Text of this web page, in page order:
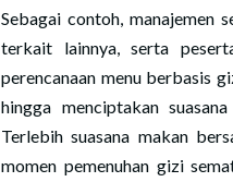
Sebagai contoh, manajemen
terkait lainnya, serta
perencanaan menu berbasis
hingga menciptakan
Terlebih suasana makan
momen pemenuhan gizi